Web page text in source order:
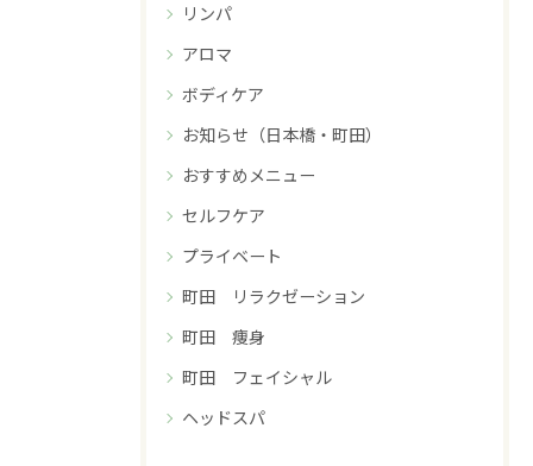
リンパ
アロマ
ボディケア
お知らせ（日本橋・町田）
おすすめメニュー
セルフケア
プライベート
町田 リラクゼーション
町田 痩身
町田 フェイシャル
ヘッドスパ